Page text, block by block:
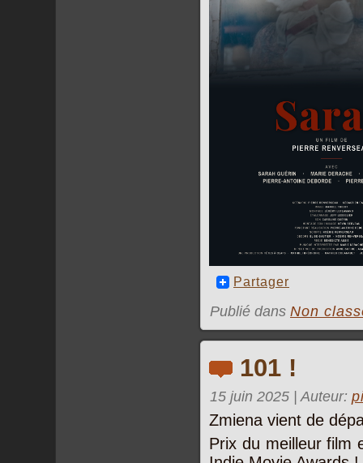
Partager
Publié dans Non
101 !
15 juin 2025 | Auteur:
Zmiena vient de
Prix du meilleur film